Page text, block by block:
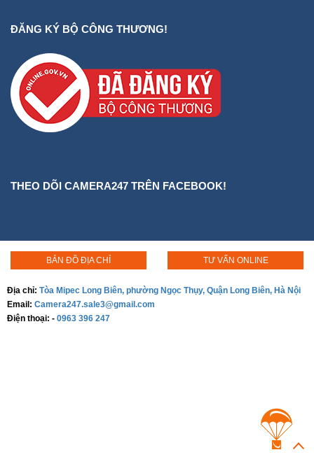
ĐĂNG KÝ BỘ CÔNG THƯƠNG!
THEO DÕI CAMERA247 TRÊN FACEBOOK!
BẢN ĐỒ ĐỊA CHỈ TƯ VẤN ONLINE
Địa chỉ: Tòa Mipec Long Biên, phường Ngọc Thụy, Quận Long Biên, Hà Nội
Email: Camera247.sale3@gmail.com
Điện thoại: - 0963 396 247